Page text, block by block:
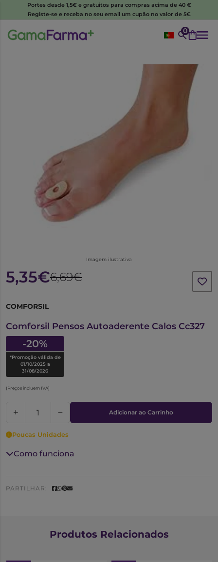
Portes desde 1,5€ e gratuitos para compras acima de 40 €
Registe-se e receba no seu email um cupão no valor de 5€
0
Imagem ilustrativa
5,35€6,69€
COMFORSIL
Comforsil Pensos Autoaderente Calos Cc327
-20%
*Promoção válida de
01/10/2025 a
31/08/2026
(Preços incluem IVA)
Adicionar ao Carrinho
Poucas Unidades
Como funciona
PARTILHAR:
Produtos Relacionados